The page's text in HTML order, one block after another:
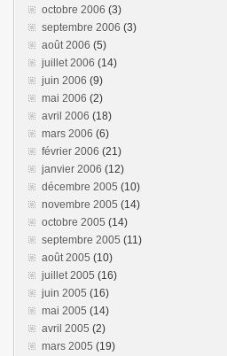
octobre 2006 (3)
septembre 2006 (3)
août 2006 (5)
juillet 2006 (14)
juin 2006 (9)
mai 2006 (2)
avril 2006 (18)
mars 2006 (6)
février 2006 (21)
janvier 2006 (12)
décembre 2005 (10)
novembre 2005 (14)
octobre 2005 (14)
septembre 2005 (11)
août 2005 (10)
juillet 2005 (16)
juin 2005 (16)
mai 2005 (14)
avril 2005 (2)
mars 2005 (19)